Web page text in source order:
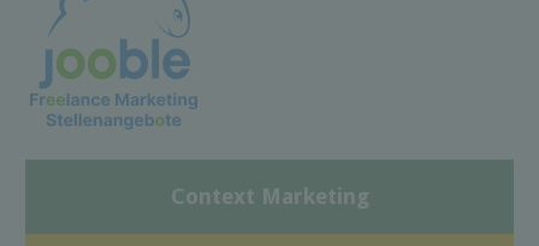
Context Marketing